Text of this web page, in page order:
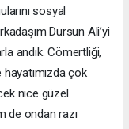
sosyal
Dursun Ali’yi
andık. Cömertliği,
çok
nice güzel
de ondan razı